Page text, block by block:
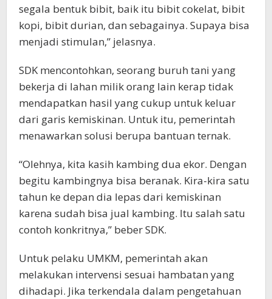
segala bentuk bibit, baik itu bibit cokelat, bibit
kopi, bibit durian, dan sebagainya. Supaya bisa
menjadi stimulan,” jelasnya.
SDK mencontohkan, seorang buruh tani yang
bekerja di lahan milik orang lain kerap tidak
mendapatkan hasil yang cukup untuk keluar
dari garis kemiskinan. Untuk itu, pemerintah
menawarkan solusi berupa bantuan ternak.
“Olehnya, kita kasih kambing dua ekor. Dengan
begitu kambingnya bisa beranak. Kira-kira satu
tahun ke depan dia lepas dari kemiskinan
karena sudah bisa jual kambing. Itu salah satu
contoh konkritnya,” beber SDK.
Untuk pelaku UMKM, pemerintah akan
melakukan intervensi sesuai hambatan yang
dihadapi. Jika terkendala dalam pengetahuan